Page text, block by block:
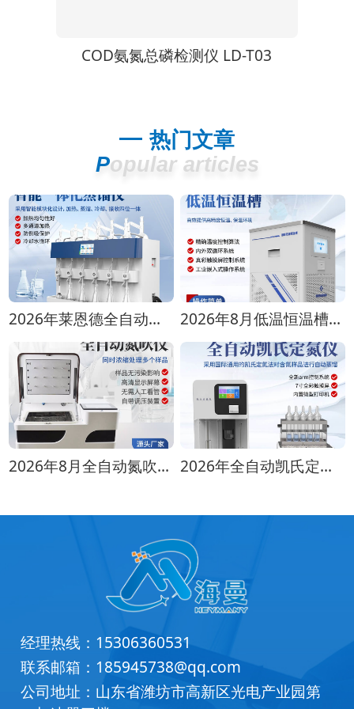
COD氨氮总磷检测仪 LD-T03
热门文章
Popular articles
2026年莱恩德全自动蒸馏仪全型号对比选购指南 2026年8月低温恒温槽选购攻略 全生命周期成本对比
2026年8月全自动氮吹仪选购指南：各行业适配方案推荐 2026年全自动凯氏定氮仪选购指南 实验室选型全攻略
经理热线： 15306360531
联系邮箱： 185945738@qq.com
公司地址：山东省潍坊市高新区光电产业园第